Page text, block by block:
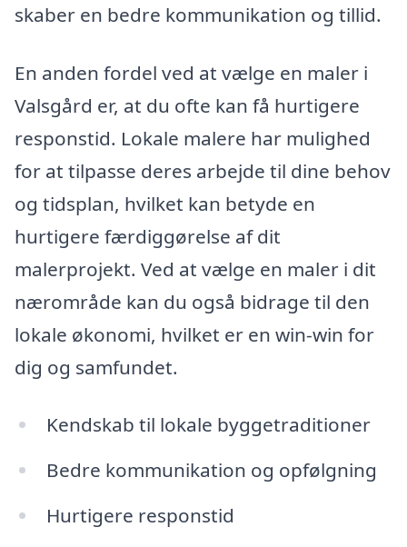
skaber en bedre kommunikation og tillid.
En anden fordel ved at vælge en maler i
Valsgård er, at du ofte kan få hurtigere
responstid. Lokale malere har mulighed
for at tilpasse deres arbejde til dine behov
og tidsplan, hvilket kan betyde en
hurtigere færdiggørelse af dit
malerprojekt. Ved at vælge en maler i dit
nærområde kan du også bidrage til den
lokale økonomi, hvilket er en win-win for
dig og samfundet.
Kendskab til lokale byggetraditioner
Bedre kommunikation og opfølgning
Hurtigere responstid